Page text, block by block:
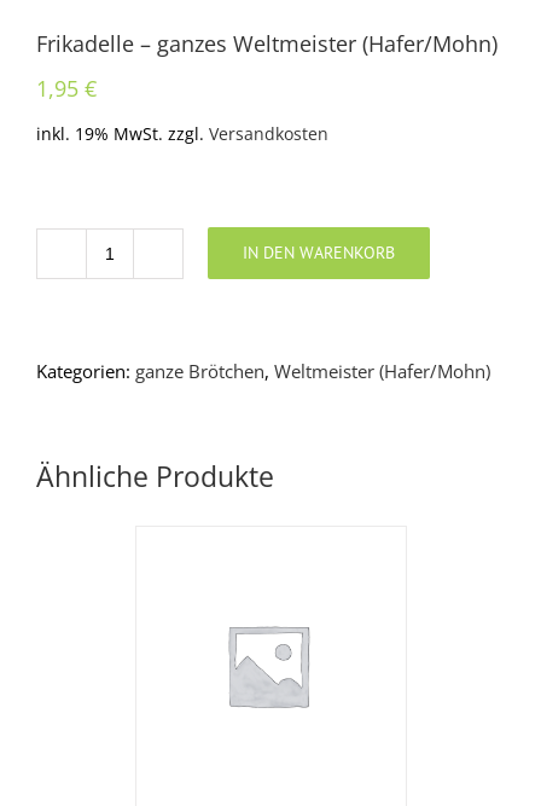
Frikadelle – ganzes Weltmeister (Hafer/Mohn)
1,95 €
inkl. 19% MwSt. zzgl. Versandkosten
Anzahl
IN DEN WARENKORB
Kategorien: ganze Brötchen, Weltmeister (Hafer/Mohn)
Ähnliche Produkte